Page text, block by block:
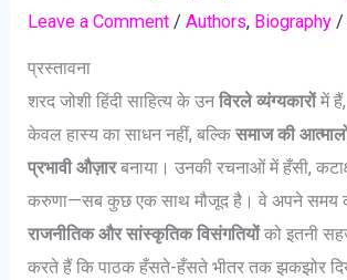
Leave a Comment /Authors, Biography /
प्रस्तावना
शरद जोशी हिंदी साहित्य के उनविरले व्यंग्यकारोंमें हैं,
केवल हास्य का साधन नहीं, बल्किसमाज की
प्रभावी औज़ारबनाया। उनकी रचनाओं में हँसी,
करुणा—सब कुछ एक साथ मौजूद है। वे अपने समय
राजनीतिक और सांस्कृतिक विसंगतियोंको इतनी
करते हैं कि पाठक हँसते-हँसते भीतर तक झकझोर